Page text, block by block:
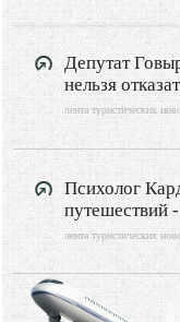
Депутат
нельзя
лента туристических
Психолог
путешествий
лента туристических